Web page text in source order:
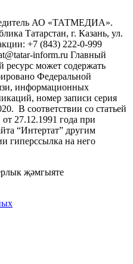
АО «ТАТМЕДИА».
Татарстан, г. Казань, ул.
+7 (843) 222-0-999
inform.ru Главный
ресурс может содержать
Федеральной
информационных
номер записи серия
В соответствии со статьей
27.12.1991 года при
“Интертат” другим
гиперссылка на него
җәмгыяте